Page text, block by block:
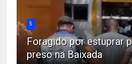
5
Foragido por estuprar
preso na Baixada